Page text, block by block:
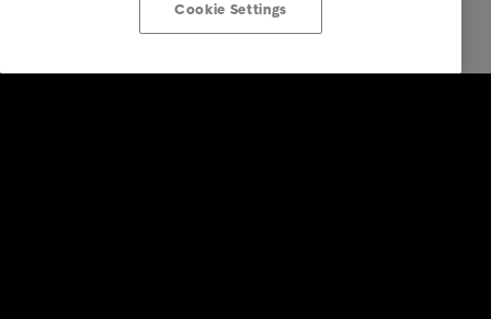
Cookie Settings